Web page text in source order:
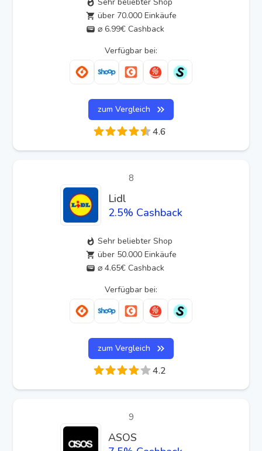
über 70.000 Einkäufe
⌀ 6.99€ Cashback
Verfügbar bei:
zum Vergleich
4.6
8
Lidl
2.5% Cashback
Sehr beliebter Shop
über 50.000 Einkäufe
⌀ 4.65€ Cashback
Verfügbar bei:
zum Vergleich
4.2
9
ASOS